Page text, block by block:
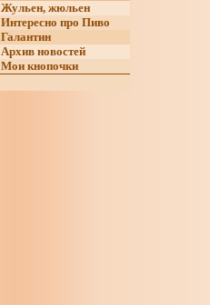
Жульен, жюльен
Интересно про Пиво
Галантин
Архив новостей
Мои кнопочки